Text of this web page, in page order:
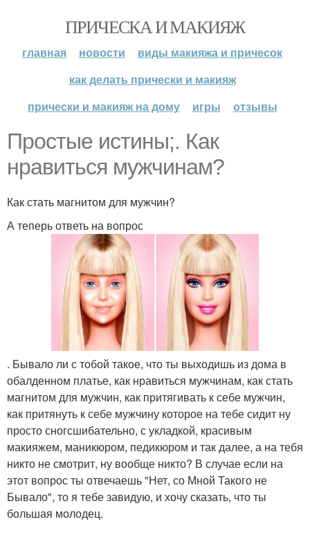
ПРИЧЕСКА И МАКИЯЖ
главная новости
виды макияжа и причесок
как делать прически и макияж
прически и макияж на дому
игры отзывы
Простые истины;. Как
нравиться мужчинам?
Как стать магнитом для мужчин?
А теперь ответь на вопрос
. Бывало ли с тобой такое, что ты выходишь из дома в
обалденном платье, как нравиться мужчинам, как стать
магнитом для мужчин, как притягивать к себе мужчин,
как притянуть к себе мужчину которое на тебе сидит ну
просто сногсшибательно, с укладкой, красивым
макияжем, маникюром, педикюром и так далее, а на тебя
никто не смотрит, ну вообще никто? В случае если на
этот вопрос ты отвечаешь "Нет, со Мной Такого не
Бывало", то я тебе завидую, и хочу сказать, что ты
большая молодец.